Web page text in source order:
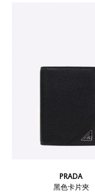
PRADA
黑色卡片夾